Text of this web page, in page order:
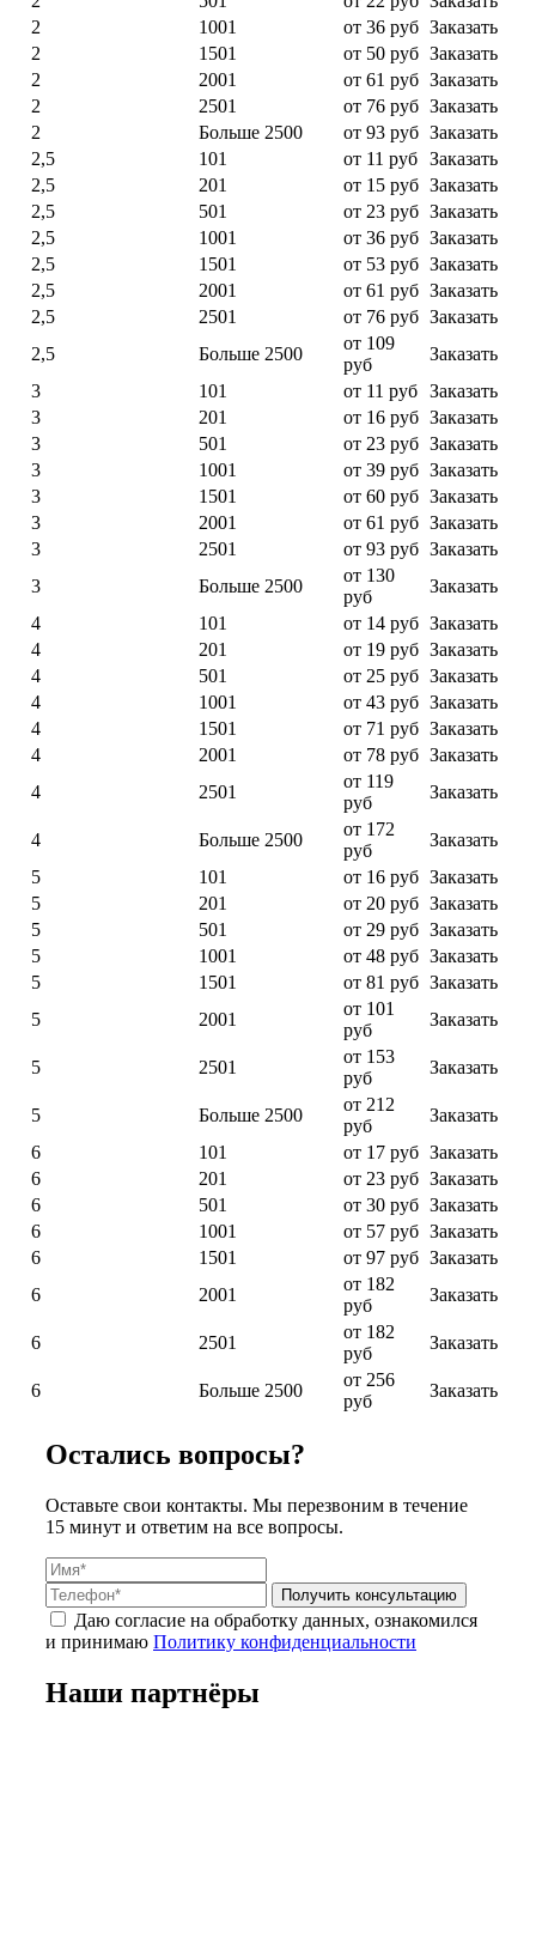
2
1001 от 36 руб Заказать
2
1501 от 50 руб Заказать
2
2001 от 61 руб Заказать
2
2501 от 76 руб Заказать
2
Больше 2500 от 93 руб Заказать
2,5
101 от 11 руб Заказать
2,5
201 от 15 руб Заказать
2,5
501 от 23 руб Заказать
2,5
1001 от 36 руб Заказать
2,5
1501 от 53 руб Заказать
2,5
2001 от 61 руб Заказать
2,5
2501 от 76 руб Заказать
2,5
Больше 2500
от 109
руб
Заказать
3
101 от 11 руб Заказать
3
201 от 16 руб Заказать
3
501 от 23 руб Заказать
3
1001 от 39 руб Заказать
3
1501 от 60 руб Заказать
3
2001 от 61 руб Заказать
3
2501 от 93 руб Заказать
3
Больше 2500
от 130
руб
Заказать
4
101 от 14 руб Заказать
4
201 от 19 руб Заказать
4
501 от 25 руб Заказать
4
1001 от 43 руб Заказать
4
1501 от 71 руб Заказать
4
2001 от 78 руб Заказать
4
2501
от 119
руб
Заказать
4 Больше 2500
от 172
руб
Заказать
5
101 от 16 руб Заказать
5
201 от 20 руб Заказать
5
501 от 29 руб Заказать
5
1001 от 48 руб Заказать
5
1501 от 81 руб Заказать
5
2001
от 101
руб
Заказать
5 2501
от 153
руб
Заказать
5 Больше 2500
от 212
руб
Заказать
6
101 от 17 руб Заказать
6
201 от 23 руб Заказать
6
501 от 30 руб Заказать
6
1001 от 57 руб Заказать
6
1501 от 97 руб Заказать
6
2001
от 182
руб
Заказать
6 2501
от 182
руб
Заказать
6 Больше 2500
от 256
руб
Заказать
Остались вопросы?
Оставьте свои контакты. Мы перезвоним в течение
15 минут и ответим на все вопросы.
Получить консультацию
Даю согласие на обработку данных, ознакомился
и принимаю Политику конфиденциальности
Наши партнёры